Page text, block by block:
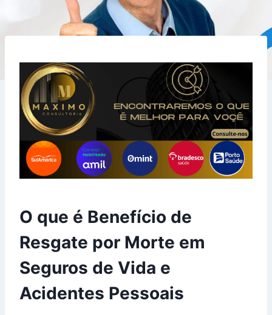
O que é Benefício de
Resgate por Morte em
Seguros de Vida e
Acidentes Pessoais